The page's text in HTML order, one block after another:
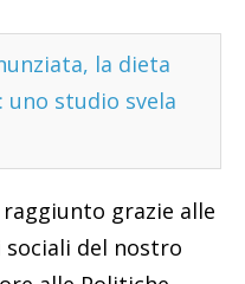
la dieta
studio svela
grazie alle
del nostro